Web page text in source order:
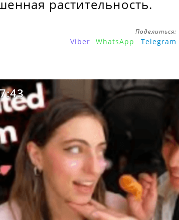
растительность.
Поделиться:
Viber WhatsApp Telegram